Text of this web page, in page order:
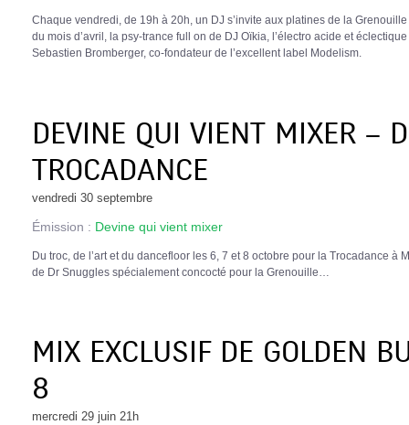
Chaque vendredi, de 19h à 20h, un DJ s’invite aux platines de la
du mois d’avril, la psy-trance full on de DJ Oïkia, l’électro acide et
Sebastien Bromberger, co-fondateur de l’excellent label Modelism.
DEVINE QUI VIENT MIXER –
TROCADANCE
vendredi 30 septembre
Émission : Devine qui vient mixer
Du troc, de l’art et du dancefloor les 6, 7 et 8 octobre pour la Trocadance à
de Dr Snuggles spécialement concocté pour la Grenouille…
MIX EXCLUSIF DE GOLDEN
8
mercredi 29 juin 21h